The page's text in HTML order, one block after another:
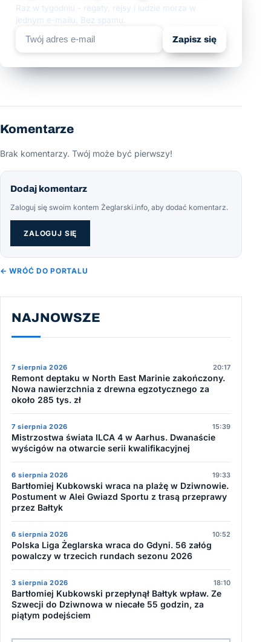
Raz w tygodniu - regaty, rejsy i ludzie morza w
jednym e-mailu. Bez spamu.
Zapisz się
Komentarze
Brak komentarzy. Twój może być pierwszy!
Dodaj komentarz
Zaloguj się swoim kontem Żeglarski.info, aby dodać komentarz.
ZALOGUJ SIĘ
← WRÓĆ DO PORTALU
NAJNOWSZE
7 sierpnia 2026 20:17
Remont deptaku w North East Marinie zakończony.
Nowa nawierzchnia z drewna egzotycznego za
około 285 tys. zł
7 sierpnia 2026 15:39
Mistrzostwa świata ILCA 4 w Aarhus. Dwanaście
wyścigów na otwarcie serii kwalifikacyjnej
6 sierpnia 2026 19:33
Bartłomiej Kubkowski wraca na plażę w Dziwnowie.
Postument w Alei Gwiazd Sportu z trasą przeprawy
przez Bałtyk
6 sierpnia 2026 10:52
Polska Liga Żeglarska wraca do Gdyni. 56 załóg
powalczy w trzecich rundach sezonu 2026
3 sierpnia 2026 18:10
Bartłomiej Kubkowski przepłynął Bałtyk wpław. Ze
Szwecji do Dziwnowa w niecałe 55 godzin, za
piątym podejściem